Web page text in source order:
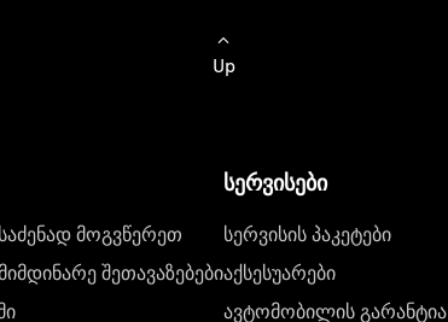
Up
მოგვწერეთ
შეთავაზებები
სერვისები
სერვისის პაკეტები
აქსესუარები
ავტომობილის გარანტია